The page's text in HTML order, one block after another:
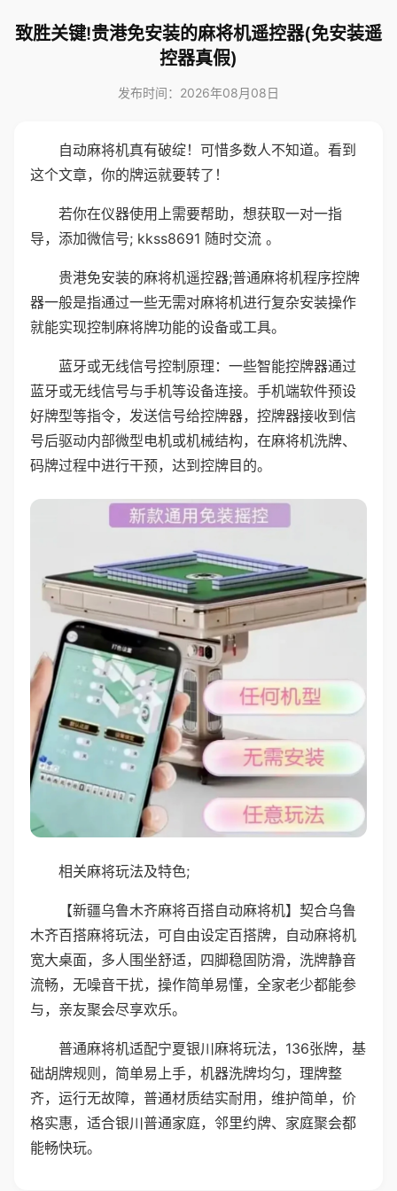
致胜关键!贵港免安装的麻将机遥控器(免安装遥
控器真假)
发布时间：2026年08月08日
自动麻将机真有破绽！可惜多数人不知道。看到
这个文章，你的牌运就要转了！
若你在仪器使用上需要帮助，想获取一对一指
导，添加微信号; kkss8691 随时交流 。
贵港免安装的麻将机遥控器;普通麻将机程序控牌
器一般是指通过一些无需对麻将机进行复杂安装操作
就能实现控制麻将牌功能的设备或工具。
蓝牙或无线信号控制原理：一些智能控牌器通过
蓝牙或无线信号与手机等设备连接。手机端软件预设
好牌型等指令，发送信号给控牌器，控牌器接收到信
号后驱动内部微型电机或机械结构，在麻将机洗牌、
码牌过程中进行干预，达到控牌目的。
相关麻将玩法及特色;
【新疆乌鲁木齐麻将百搭自动麻将机】契合乌鲁
木齐百搭麻将玩法，可自由设定百搭牌，自动麻将机
宽大桌面，多人围坐舒适，四脚稳固防滑，洗牌静音
流畅，无噪音干扰，操作简单易懂，全家老少都能参
与，亲友聚会尽享欢乐。
普通麻将机适配宁夏银川麻将玩法，136张牌，基
础胡牌规则，简单易上手，机器洗牌均匀，理牌整
齐，运行无故障，普通材质结实耐用，维护简单，价
格实惠，适合银川普通家庭，邻里约牌、家庭聚会都
能畅快玩。